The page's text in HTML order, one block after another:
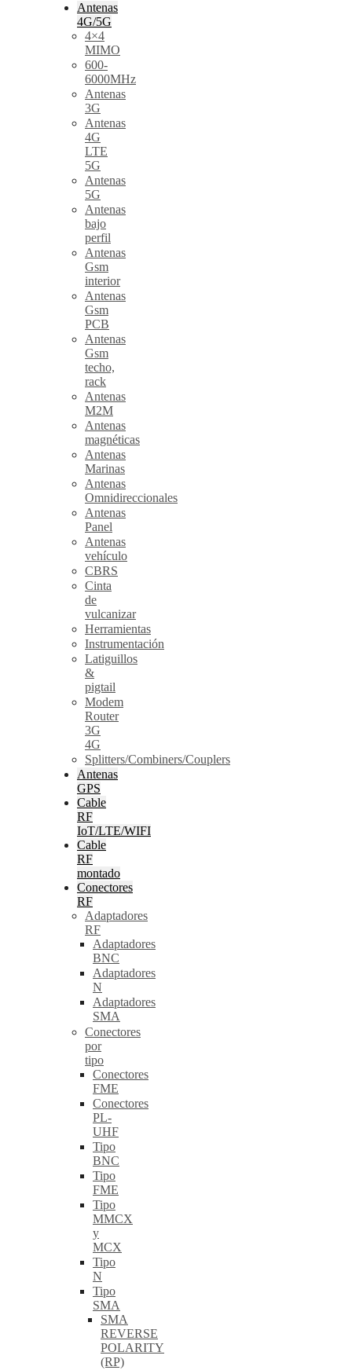
Antenas
4G/5G
4×4
MIMO
600-
6000MHz
Antenas
3G
Antenas
4G
LTE
5G
Antenas
5G
Antenas
bajo
perfil
Antenas
Gsm
interior
Antenas
Gsm
PCB
Antenas
Gsm
techo,
rack
Antenas
M2M
Antenas
magnéticas
Antenas
Marinas
Antenas
Omnidireccionales
Antenas
Panel
Antenas
vehículo
CBRS
Cinta
de
vulcanizar
Herramientas
Instrumentación
Latiguillos
&
pigtail
Modem
Router
3G
4G
Splitters/Combiners/Couplers
Antenas
GPS
Cable
RF
IoT/LTE/WIFI
Cable
RF
montado
Conectores
RF
Adaptadores
RF
Adaptadores
BNC
Adaptadores
N
Adaptadores
SMA
Conectores
por
tipo
Conectores
FME
Conectores
PL-
UHF
Tipo
BNC
Tipo
FME
Tipo
MMCX
y
MCX
Tipo
N
Tipo
SMA
SMA
REVERSE
POLARITY
(RP)